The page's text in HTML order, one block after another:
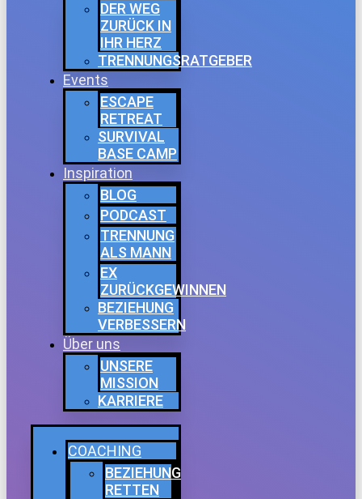
DER WEG
ZURÜCK IN
IHR HERZ
TRENNUNGSRATGEBER
Events
ESCAPE
RETREAT
SURVIVAL
BASE CAMP
Inspiration
BLOG
PODCAST
TRENNUNG
ALS MANN
EX
ZURÜCKGEWINNEN
BEZIEHUNG
VERBESSERN
Über uns
UNSERE
MISSION
KARRIERE
COACHING
BEZIEHUNG
RETTEN